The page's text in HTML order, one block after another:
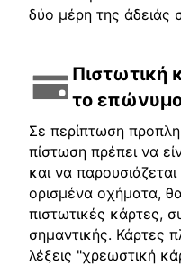
δύο μέρη της άδειάς
Πιστωτική
το επώνυμο
Σε περίπτωση
πίστωση πρέπει να
και να
ορισμένα οχήματα,
πιστωτικές κάρτες,
σημαντικής. Κάρτες
λέξεις "χρεωστική